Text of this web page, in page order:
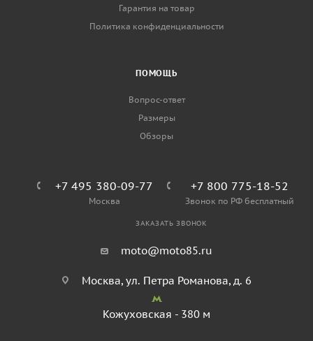
Гарантия на товар
Политика конфиденциальности
ПОМОЩЬ
Вопрос-ответ
Размеры
Обзоры
+7 495 380-09-77
Москва
+7 800 775-18-52
Звонок по РФ бесплатный
ЗАКАЗАТЬ ЗВОНОК
moto@moto85.ru
Москва, ул. Петра Романова, д. 6
Кожуховская - 380 м